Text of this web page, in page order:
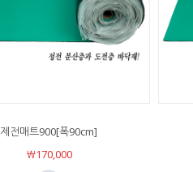
제전매트900[폭90cm]
￦170,000